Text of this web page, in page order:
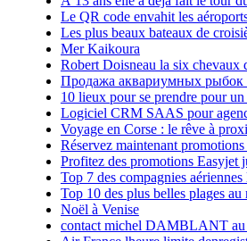
Le QR code envahit les
Les plus beaux bateaux de
Mer Kaikoura
Robert Doisneau la six chevaux
Продажа аквариумных рыбок
10 lieux pour se prendre pour un
Logiciel CRM SAAS pour
Voyage en Corse : le rêve à
Réservez maintenant
Profitez des promotions Easyjet
Top 7 des compagnies
Top 10 des plus belles plages au
Noël à Venise
contact michel DAMBLANT